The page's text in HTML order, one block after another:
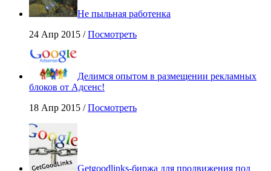
Не пыльная работенка
24 Апр 2015 /Посмотреть
Делимся опытом в размещении рекламных
блоков от Адсенс!
18 Апр 2015 /Посмотреть
Getgoodlinks-биржа для продвижения под